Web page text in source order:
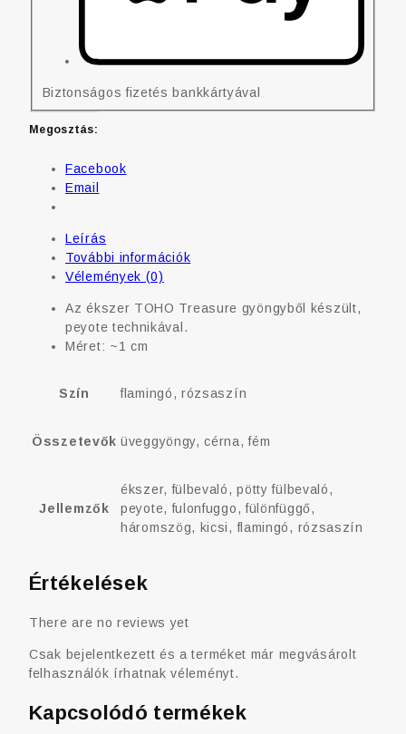
Biztonságos fizetés bankkártyával
Megosztás:
Facebook
Email
Leírás
További információk
Vélemények (0)
Az ékszer TOHO Treasure gyöngyből készült,
peyote technikával.
Méret: ~1 cm
Szín flamingó, rózsaszín
Összetevők üveggyöngy, cérna, fém
Jellemzők
ékszer, fülbevaló, pötty fülbevaló,
peyote, fulonfuggo, fülönfüggő,
háromszög, kicsi, flamingó, rózsaszín
Értékelések
There are no reviews yet
Csak bejelentkezett és a terméket már megvásárolt
felhasználók írhatnak véleményt.
Kapcsolódó termékek